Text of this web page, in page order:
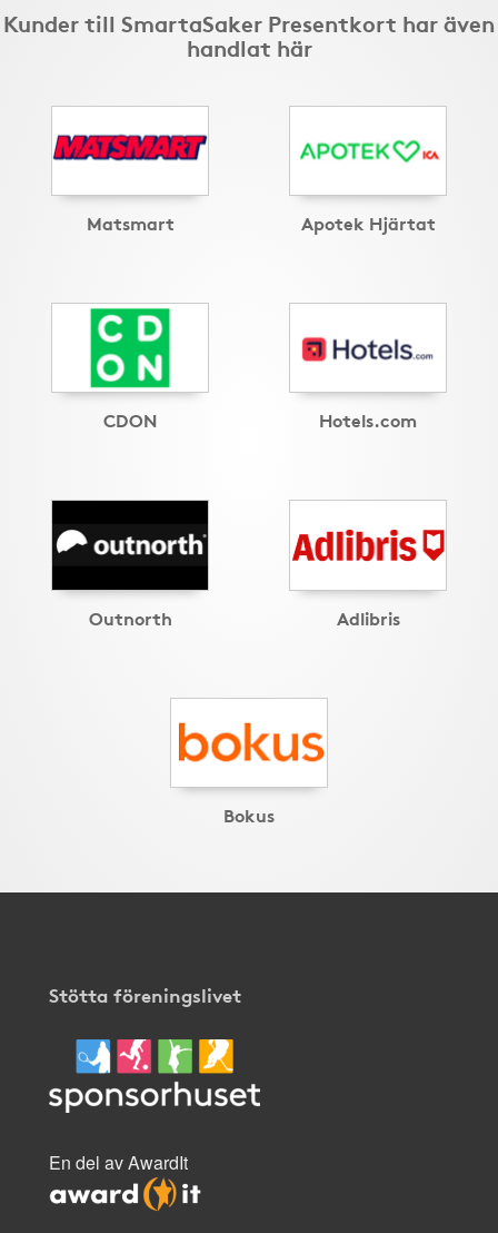
Kunder till SmartaSaker Presentkort har även
handlat här
Matsmart Apotek Hjärtat
CDON Hotels.com
Outnorth Adlibris
Bokus
Stötta föreningslivet
En del av AwardIt